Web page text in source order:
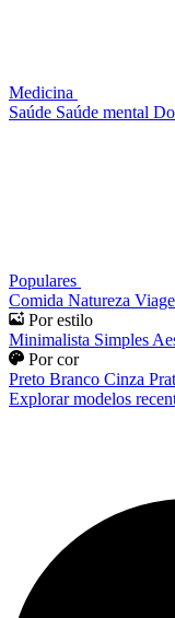
Medicina
Saúde Saúde mental
Populares
Comida Natureza
Por estilo
Minimalista Simples
Por cor
Preto Branco Cinza
Explorar modelos